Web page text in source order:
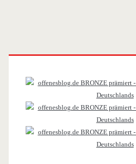
Primäre
Sidebar